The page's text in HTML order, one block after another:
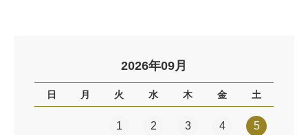
2026年09月
日 月 火 水 木 金 土
1 2 3 4 5